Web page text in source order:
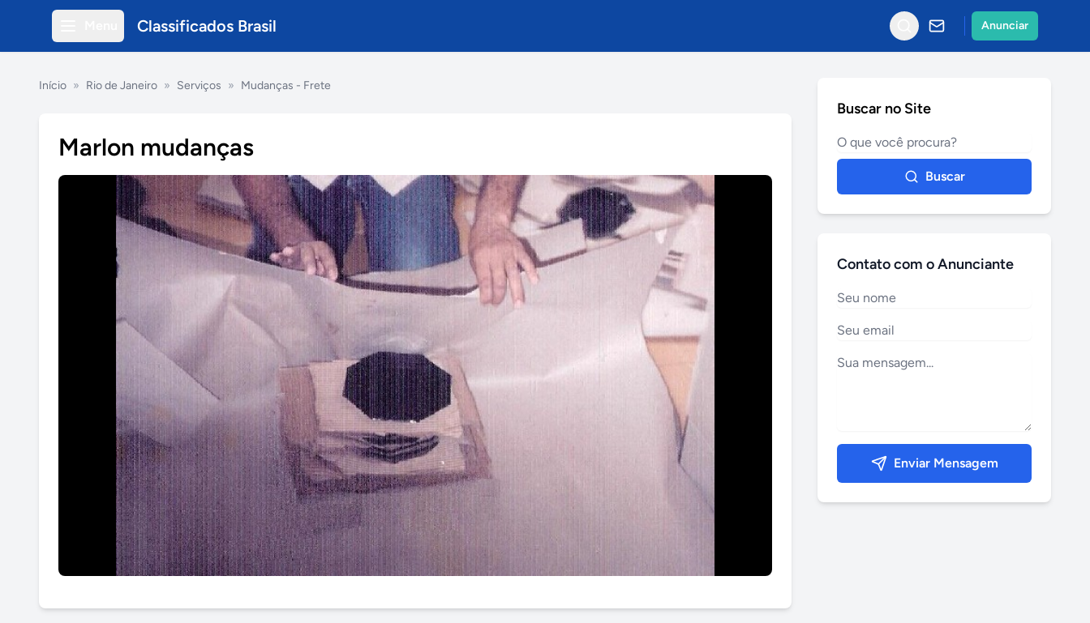
Classificados Brasil Anunciar
Início » Rio de Janeiro » Serviços » Mudanças - Frete
Marlon mudanças
Buscar no Site
Buscar
Contato com o Anunciante
Enviar Mensagem